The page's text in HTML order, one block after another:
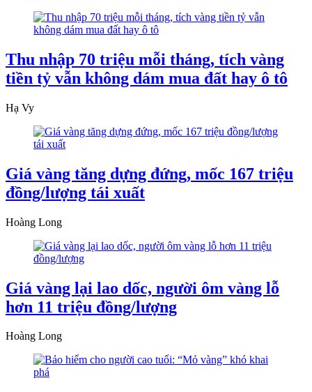
Thu nhập 70 triệu mỗi tháng, tích vàng
tiền tỷ vẫn không dám mua đất hay ô tô
Hạ Vy
Giá vàng tăng dựng đứng, mốc 167 triệu
đồng/lượng tái xuất
Hoàng Long
Giá vàng lại lao dốc, người ôm vàng lỗ
hơn 11 triệu đồng/lượng
Hoàng Long